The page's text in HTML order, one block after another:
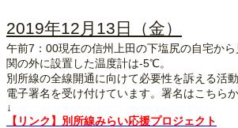
2019年12月13日（金）
午前7：00現在の信州上田の下塩尻の自宅か
関の外に設置した温度計は-5℃。
別所線の全線開通に向けて必要性を訴える活
電子署名を受け付けています。署名はこちらか
↓
【リンク】別所線みらい応援プロジェクト